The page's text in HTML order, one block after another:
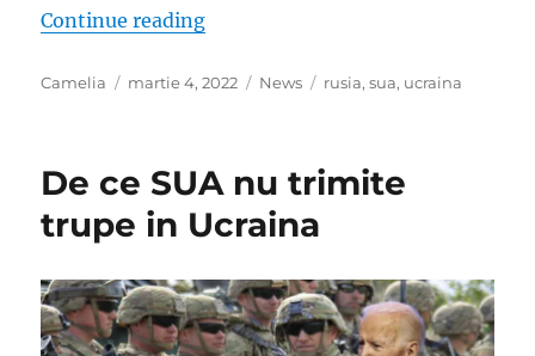
Continue reading„Decizie SUA: Vor activa echipa
Author
Camelia
Posted
martie 4, 2022 Categories
News Tags
rusia,sua, ucraina
De ce SUA nu trimite
trupe in Ucraina